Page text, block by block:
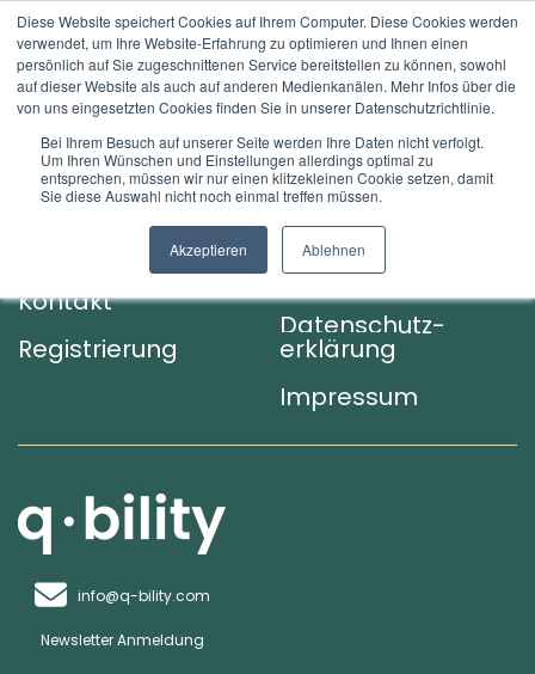
Diese Website speichert Cookies auf Ihrem Computer. Diese Cookies werden
verwendet, um Ihre Website-Erfahrung zu optimieren und Ihnen einen
persönlich auf Sie zugeschnittenen Service bereitstellen zu können, sowohl
auf dieser Website als auch auf anderen Medienkanälen. Mehr Infos über die
von uns eingesetzten Cookies finden Sie in unserer Datenschutzrichtlinie.
Bei Ihrem Besuch auf unserer Seite werden Ihre Daten nicht verfolgt.
Um Ihren Wünschen und Einstellungen allerdings optimal zu
entsprechen, müssen wir nur einen klitzekleinen Cookie setzen, damit
Sie diese Auswahl nicht noch einmal treffen müssen.
Akzeptieren Ablehnen
NL
Menü
Kontakt
Registrierung
Rechtliches
AGB & Gebühren­
ordnung
Datenschutz­
erklärung
Impressum
info@q-bility.com
Newsletter Anmeldung